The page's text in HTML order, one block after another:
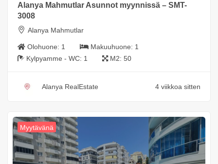
Alanya Mahmutlar Asunnot myynnissä – SMT-
3008
Alanya Mahmutlar
Olohuone: 1 Makuuhuone: 1
Kylpyamme - WC: 1 M2: 50
Alanya RealEstate 4 viikkoa sitten
Myytävänä